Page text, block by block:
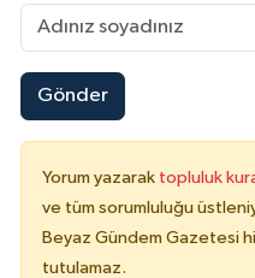
Gönder
Yorum yazarak topluluk
ve tüm sorumluluğu
Beyaz Gündem Gazetesi
tutulamaz.